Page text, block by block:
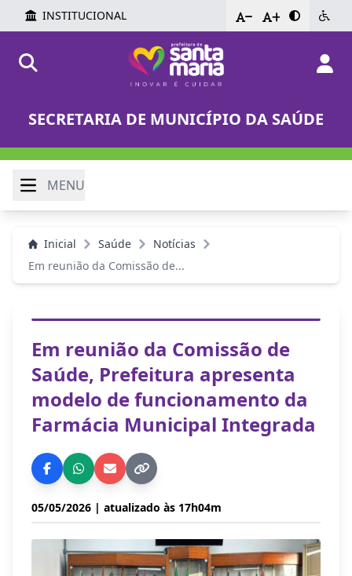
INSTITUCIONAL - +
SECRETARIA DE MUNICÍPIO DA SAÚDE
MENU
Inicial Saúde
Notícias
Em reunião da Comissão de...
Em reunião da Comissão de
Saúde, Prefeitura apresenta
modelo de funcionamento da
Farmácia Municipal Integrada
05/05/2026 | atualizado às 17h04m